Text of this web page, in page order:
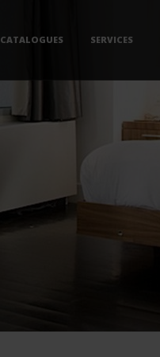
CATALOGUES SERVICES